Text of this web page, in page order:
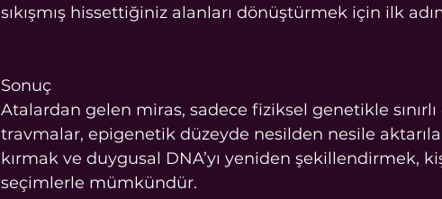
sıkışmış hissettiğiniz alanları dönüştürmek için ilk
Sonuç
Atalardan gelen miras, sadece fiziksel genetikle
travmalar, epigenetik düzeyde nesilden nesile
kırmak ve duygusal DNA’yı yeniden şekillendirmek,
seçimlerle mümkündür.